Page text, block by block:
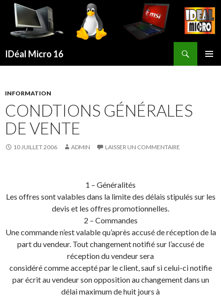
IDéal Micro 16
PRINCIPAL
INFORMATION
CONDTIONS GÉNÉRALES
DE VENTE
10 JUILLET 2006 ADMIN LAISSER UN COMMENTAIRE
1 – Généralités
Les offres sont valables dans la limite des délais stipulés sur les
devis et les offres promotionnelles.
2 – Commandes
Une commande n’est valable qu’après accusé de réception de la
part du vendeur. Tout changement notifié sur l’accusé de
réception du vendeur sera
considéré comme accepté par le client, sauf si celui-ci notifie
par écrit au vendeur son opposition au changement dans un
délai maximum de huit jours à